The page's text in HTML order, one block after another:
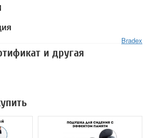
Bradex
и другая